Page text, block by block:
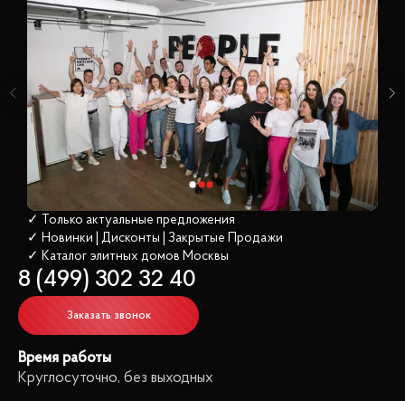
✓ Только актуальные предложения
✓ Новинки | Дисконты | Закрытые Продажи
✓ Каталог элитных домов Москвы
8 (499) 302 32 40
Заказать звонок
Время работы
Круглосуточно, без выходных